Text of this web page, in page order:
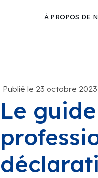
À PROPOS DE
Publié le 23 octobre 2023
Le